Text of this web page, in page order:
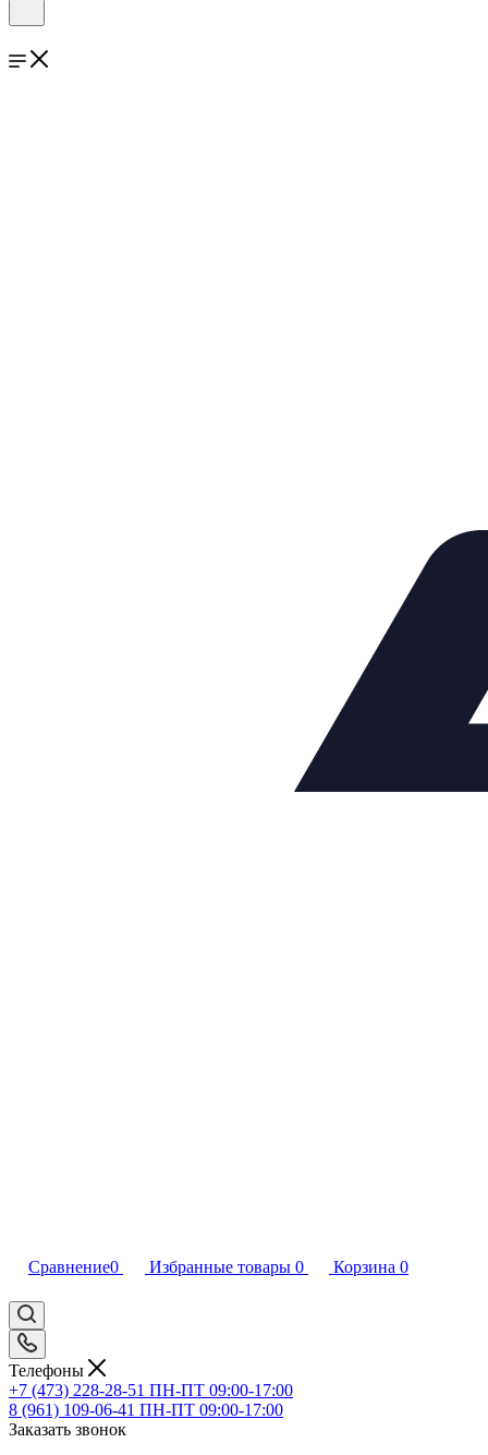
Сравнение0 Избранные товары 0 Корзина 0
Телефоны
+7 (473) 228-28-51 ПН-ПТ 09:00-17:00
8 (961) 109-06-41 ПН-ПТ 09:00-17:00
Заказать звонок